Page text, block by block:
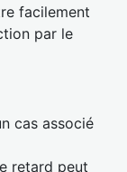
facilement
par le
cas associé
retard peut